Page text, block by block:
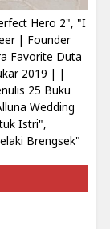
Hero 2", "I
| Founder
Favorite Duta
2019 | |
25 Buku
Wedding
Istri",
Brengsek"